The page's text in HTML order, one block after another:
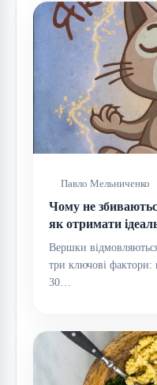
Павло Мельниченко
Чому не
як отримати
Вершки
три ключові
30…